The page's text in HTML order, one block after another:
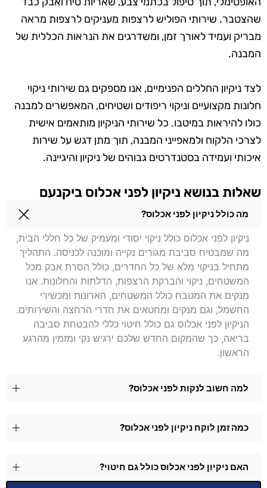
שהצטבר. שירותי הפוליש לרצפות מעניקים לרצפות מראה
מבריק ועמיד לאורך זמן, ומשדרגים את הנראות הכללית של
המבנה.
לצד ניקיון החללים הפנימיים, אנו מספקים גם שירותי ניקוי
חלונות מקצועיים וניקוי ריפודים ושטיחים, המאפשרים למבנה
כולו להיראות במיטבו. כל שירותי הניקיון מותאמים אישית
לצרכי הלקוח ולמאפייני המבנה, תוך מתן דגש על שירות
איכותי ועמידה בסטנדרטים גבוהים של ניקיון והיגיינה.
שאלות בנושא ניקיון לפני אכלוס ביקנעם
עילית
מה כולל ניקיון לפני אכלוס?
ניקיון לפני אכלוס כולל ניקוי יסודי ומעמיק של כל חללי הבית,
מה שמבטיח סביבת מגורים נקייה ומוכנה לכניסה. התהליך
מתחיל בניקוי מלא של כל החדרים, כולל הסרת אבק מכל
המשטחים, ניקוי והברקת הרצפות, הדלתות והחלונות. אנו
מנקים את המטבח כולל המשטחים, הארונות ומכשירי
החשמל, וגם מנקים ומחטאים את חדרי הרחצה והשירותים.
הניקיון לפני אכלוס גם כולל חיטוי כללי להבטחת סביבה
בריאה, כך שהמקום החדש שלכם ירגיש נקי ומזמין מהרגע
הראשון.
למה חשוב לנקות לפני אכלוס?
כמה זמן לוקח ניקיון לפני אכלוס?
האם ניקיון לפני אכלוס כולל גם חיטוי?